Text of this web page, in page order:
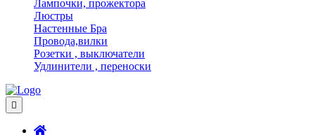
Лампочки, прожектора
Люстры
Настенные Бра
Провода,вилки
Розетки , выключатели
Удлинители , переноски